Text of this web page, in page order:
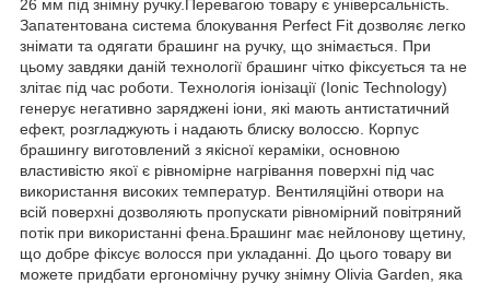
26 мм під знімну ручку.Перевагою товару є універсальність.
Запатентована система блокування Perfect Fit дозволяє легко
знімати та одягати брашинг на ручку, що знімається. При
цьому завдяки даній технології брашинг чітко фіксується та не
злітає під час роботи. Технологія іонізації (Ionic Technology)
генерує негативно заряджені іони, які мають антистатичний
ефект, розгладжують і надають блиску волоссю. Корпус
брашингу виготовлений з якісної кераміки, основною
властивістю якої є рівномірне нагрівання поверхні під час
використання високих температур. Вентиляційні отвори на
всій поверхні дозволяють пропускати рівномірний повітряний
потік при використанні фена.Брашинг має нейлонову щетину,
що добре фіксує волосся при укладанні. До цього товару ви
можете придбати ергономічну ручку знімну Olivia Garden, яка